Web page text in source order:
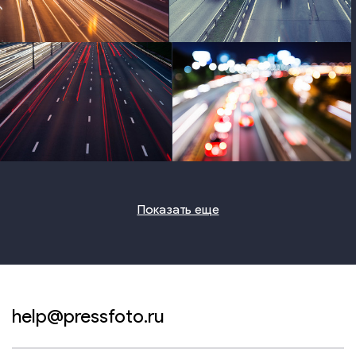
photo photo
photo photo
Показать еще
help@pressfoto.ru